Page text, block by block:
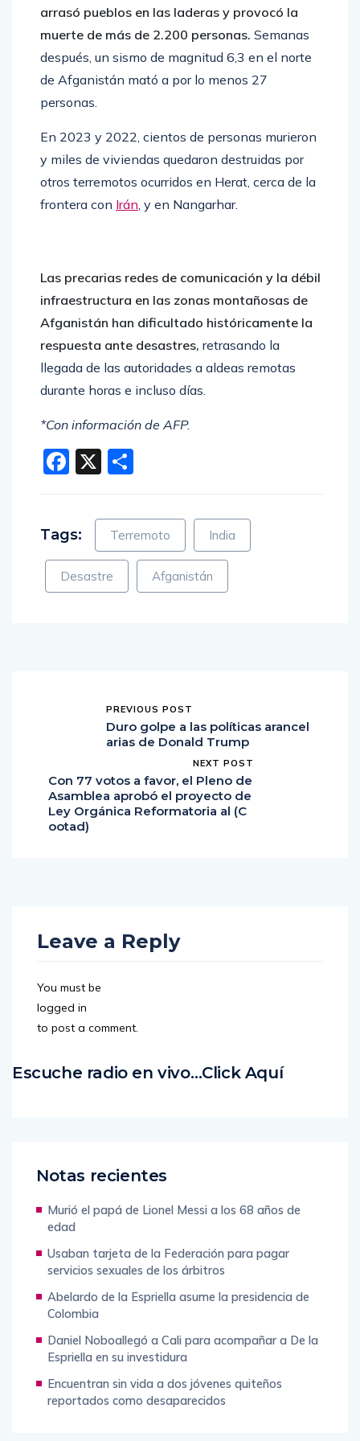
arrasó pueblos en las laderas y provocó la
muerte de más de 2.200 personas. Semanas
después, un sismo de magnitud 6,3 en el norte
de Afganistán mató a por lo menos 27
personas.
En 2023 y 2022, cientos de personas murieron
y miles de viviendas quedaron destruidas por
otros terremotos ocurridos en Herat, cerca de la
frontera con Irán, y en Nangarhar.
Las precarias redes de comunicación y la débil
infraestructura en las zonas montañosas de
Afganistán han dificultado históricamente la
respuesta ante desastres, retrasando la
llegada de las autoridades a aldeas remotas
durante horas e incluso días.
*Con información de AFP.
Facebook
X
Tags: Terremoto India
Desastre Afganistán
PREVIOUS POST
Duro golpe a las políticas arancel
arias de Donald Trump
NEXT POST
Con 77 votos a favor, el Pleno de
Asamblea aprobó el proyecto de
Ley Orgánica Reformatoria al (C
ootad)
Leave a Reply
You must be
logged in
to post a comment.
Escuche radio en vivo…Click Aquí
Notas recientes
Murió el papá de Lionel Messi a los 68 años de
edad
Usaban tarjeta de la Federación para pagar
servicios sexuales de los árbitros
Abelardo de la Espriella asume la presidencia de
Colombia
Daniel Noboallegó a Cali para acompañar a De la
Espriella en su investidura
Encuentran sin vida a dos jóvenes quiteños
reportados como desaparecidos